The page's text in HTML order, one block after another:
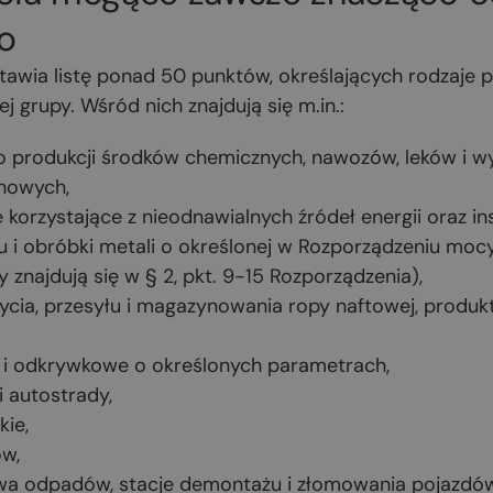
listę ponad 50 punktów, określających rodzaje
grupy. Wśród nich znajdują się m.in.:
produkcji środków chemicznych, nawozów, leków i
z nieodnawialnych źródeł energii oraz
i obróbki metali o określonej w Rozporządzeniu
znajdują się w § 2, pkt. 9-15 Rozporządzenia),
przesyłu i magazynowania ropy naftowej,
odkrywkowe o określonych parametrach,
autostrady,
odpadów, stacje demontażu i złomowania